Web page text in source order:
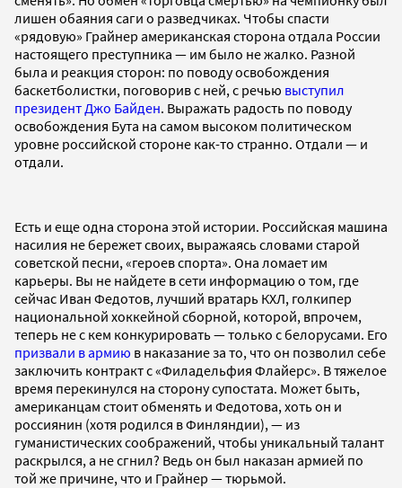
лишен обаяния саги о разведчиках. Чтобы спасти
«рядовую» Грайнер американская сторона отдала России
настоящего преступника — им было не жалко. Разной
была и реакция сторон: по поводу освобождения
баскетболистки, поговорив с ней, с речью выступил
президент Джо Байден. Выражать радость по поводу
освобождения Бута на самом высоком политическом
уровне российской стороне как-то странно. Отдали — и
отдали.
Есть и еще одна сторона этой истории. Российская машина
насилия не бережет своих, выражаясь словами старой
советской песни, «героев спорта». Она ломает им
карьеры. Вы не найдете в сети информацию о том, где
сейчас Иван Федотов, лучший вратарь КХЛ, голкипер
национальной хоккейной сборной, которой, впрочем,
теперь не с кем конкурировать — только с белорусами. Его
призвали в армию в наказание за то, что он позволил себе
заключить контракт с «Филадельфия Флайерс». В тяжелое
время перекинулся на сторону супостата. Может быть,
американцам стоит обменять и Федотова, хоть он и
россиянин (хотя родился в Финляндии), — из
гуманистических соображений, чтобы уникальный талант
раскрылся, а не сгнил? Ведь он был наказан армией по
той же причине, что и Грайнер — тюрьмой.